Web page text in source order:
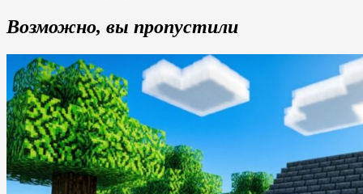
Возможно, вы пропустили